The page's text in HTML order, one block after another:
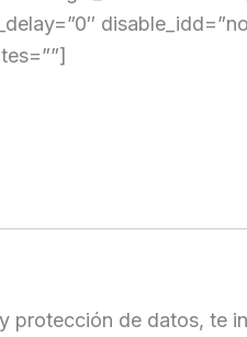
protección de datos, te